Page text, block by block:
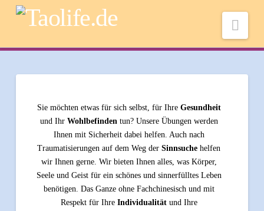
Sie möchten etwas für sich selbst, für Ihre Gesundheit
und Ihr Wohlbefindentun? Unsere Übungen werden
Ihnen mit Sicherheit dabei helfen. Auch nach
Traumatisierungen auf dem Weg derSinnsuche helfen
wir Ihnen gerne. Wir bieten Ihnen alles, was Körper,
Seele und Geist für ein schönes und sinnerfülltes Leben
benötigen. Das Ganze ohne Fachchinesisch und mit
Respekt für Ihre Individualitätund Ihre